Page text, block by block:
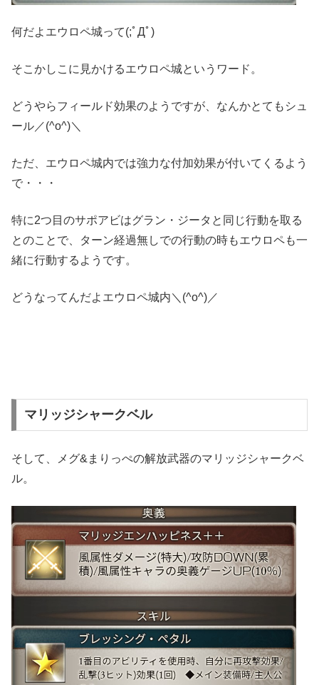
何だよエウロペ城って(;ﾟДﾟ)
そこかしこに見かけるエウロペ城というワード。
どうやらフィールド効果のようですが、なんかとてもシュ
ール／(^o^)＼
ただ、エウロペ城内では強力な付加効果が付いてくるよう
で・・・
特に2つ目のサポアビはグラン・ジータと同じ行動を取る
とのことで、ターン経過無しでの行動の時もエウロペも一
緒に行動するようです。
どうなってんだよエウロペ城内＼(^o^)／
マリッジシャークベル
そして、メグ&まりっぺの解放武器のマリッジシャークベ
ル。